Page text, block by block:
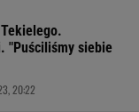
"Puściliśmy siebie
20:22